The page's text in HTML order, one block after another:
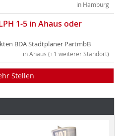
in Hamburg
1-5 in Ahaus oder
BDA Stadtplaner PartmbB
in Ahaus (+1 weiterer Standort)
Stellen